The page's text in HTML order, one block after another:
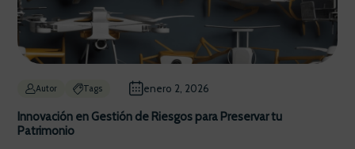
Autor Tags enero 2, 2026
Innovación en Gestión de Riesgos para Preservar tu
Patrimonio